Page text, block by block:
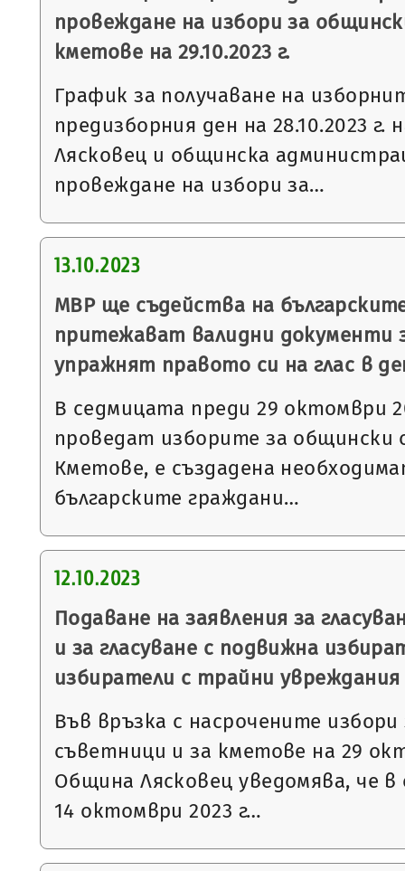
провеждане на избори за
кметове на 29.10.2023 г.
График за получаване на
предизборния ден на 28.10.2023
Лясковец и общинска
провеждане на избори за…
13.10.2023
МВР ще съдейства на
притежават валидни документи
упражнят правото си на глас в
В седмицата преди 29 октомври
проведат изборите за общински
Кметове, е създадена
българските граждани…
12.10.2023
Подаване на заявления за
и за гласуване с подвижна
избиратели с трайни увреждания
Във връзка с насрочените
съветници и за кметове на 29
Община Лясковец уведомява, че в
14 октомври 2023 г…